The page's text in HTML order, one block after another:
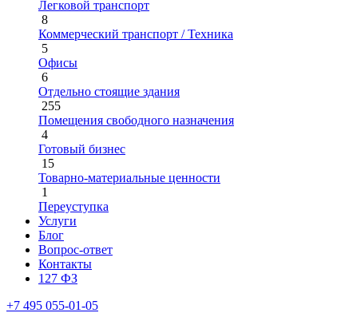
Легковой транспорт
8
Коммерческий транспорт / Техника
5
Офисы
6
Отдельно стоящие здания
255
Помещения свободного назначения
4
Готовый бизнес
15
Товарно-материальные ценности
1
Переуступка
Услуги
Блог
Вопрос-ответ
Контакты
127 ФЗ
+7 495 055-01-05